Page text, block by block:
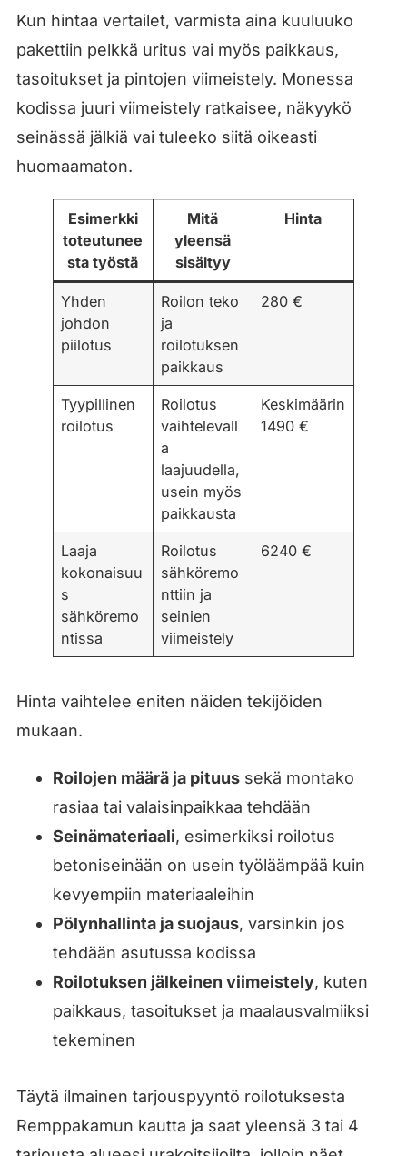
Kun hintaa vertailet, varmista aina kuuluuko
pakettiin pelkkä uritus vai myös paikkaus,
tasoitukset ja pintojen viimeistely. Monessa
kodissa juuri viimeistely ratkaisee, näkyykö
seinässä jälkiä vai tuleeko siitä oikeasti
huomaamaton.
Esimerkki
toteutunee
sta työstä
Mitä
yleensä
sisältyy
Hinta
Yhden
johdon
piilotus
Roilon teko
ja
roilotuksen
paikkaus
280 €
Tyypillinen
roilotus
Roilotus
vaihtelevall
a
laajuudella,
usein myös
paikkausta
Keskimäärin
1490 €
Laaja
kokonaisuu
s
sähköremo
ntissa
Roilotus
sähköremo
nttiin ja
seinien
viimeistely
6240 €
Hinta vaihtelee eniten näiden tekijöiden
mukaan.
Roilojen määrä ja pituussekä montako
rasiaa tai valaisinpaikkaa tehdään
Seinämateriaali, esimerkiksi roilotus
betoniseinään on usein työläämpää kuin
kevyempiin materiaaleihin
Pölynhallinta ja suojaus, varsinkin jos
tehdään asutussa kodissa
Roilotuksen jälkeinen viimeistely, kuten
paikkaus, tasoitukset ja maalausvalmiiksi
tekeminen
Täytä ilmainen tarjouspyyntö roilotuksesta
Remppakamun kautta ja saat yleensä 3 tai 4